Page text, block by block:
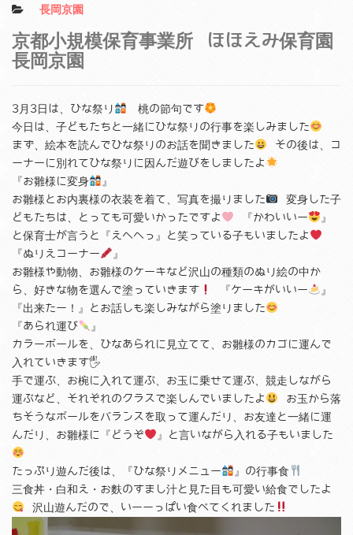
長岡京園
京都小規模保育事業所 ほほえみ保育園
長岡京園
3月3日は、ひな祭り
桃の節句です
今日は、子どもたちと一緒にひな祭りの行事を楽しみました
まず、絵本を読んでひな祭りのお話を聞きました
その後は、コ
ーナーに別れてひな祭りに因んだ遊びをしましたよ
『お雛様に変身
』
お雛様とお内裏様の衣装を着て、写真を撮りました
変身した子
どもたちは、とっても可愛いかったですよ
『かわいいー
』
と保育士が言うと『えへへっ』と笑っている子もいましたよ
『ぬりえコーナー
』
お雛様や動物、お雛様のケーキなど沢山の種類のぬり絵の中か
ら、好きな物を選んで塗っていきます
『ケーキがいいー
』
『出来たー！』とお話しも楽しみながら塗りました
『あられ運び
』
カラーボールを、ひなあられに見立てて、お雛様のカゴに運んで
入れていきます🖐️
手で運ぶ、お椀に入れて運ぶ、お玉に乗せて運ぶ、競走しながら
運ぶなど、それぞれのクラスで楽しんでいましたよ
お玉から落
ちそうなボールをバランスを取って運んだり、お友達と一緒に運
んだり、お雛様に『どうぞ
』と言いながら入れる子もいました
たっぷり遊んだ後は、『ひな祭りメニュー
』の行事食
三食丼・白和え・お麩のすまし汁と見た目も可愛い給食でしたよ
沢山遊んだので、いーーっぱい食べてくれました